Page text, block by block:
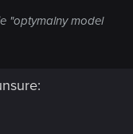
"optymalny model